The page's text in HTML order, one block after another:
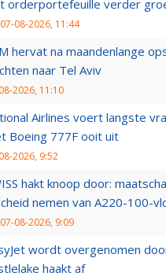
orderportefeuille verder
07-08-2026, 11:44
hervat na maandenlange
naar Tel Aviv
2026, 11:10
Airlines voert langste
Boeing 777F ooit uit
2026, 9:52
hakt knoop door:
nemen van A220-100-
07-08-2026, 9:09
wordt overgenomen
haakt af